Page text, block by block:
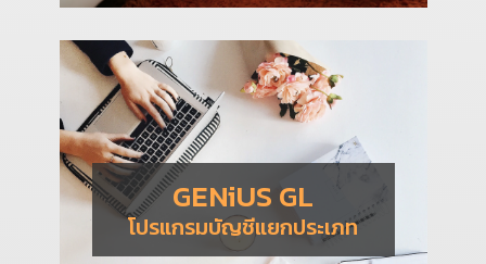
GENiUS GL
โปรแกรมบัญชีแยกประเภท